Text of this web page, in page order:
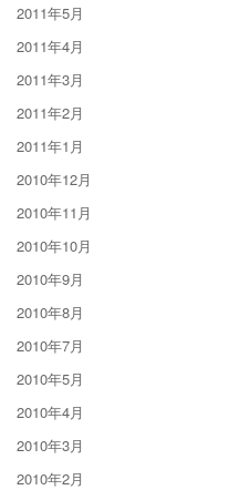
2011年5月
2011年4月
2011年3月
2011年2月
2011年1月
2010年12月
2010年11月
2010年10月
2010年9月
2010年8月
2010年7月
2010年5月
2010年4月
2010年3月
2010年2月